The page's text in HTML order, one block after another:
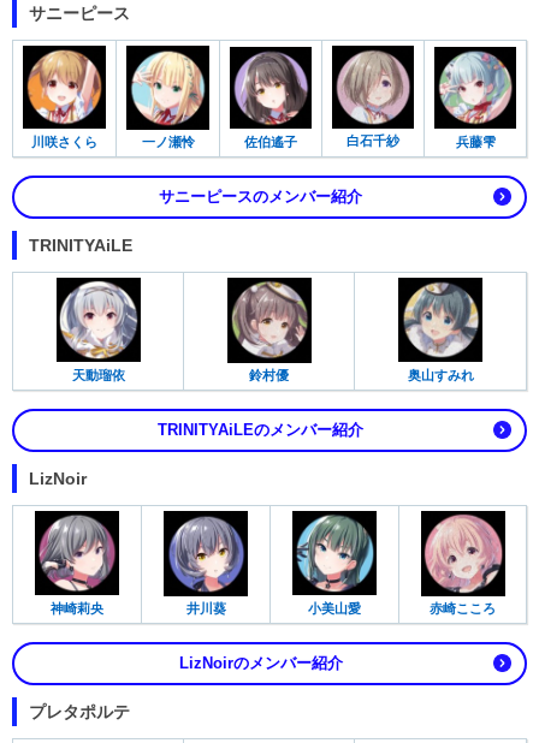
サニーピース
川咲さくら 一ノ瀬怜 佐伯遙子 白石千紗 兵藤雫
サニーピースのメンバー紹介
TRINITYAiLE
天動瑠依 鈴村優 奥山すみれ
TRINITYAiLEのメンバー紹介
LizNoir
神崎莉央 井川葵 小美山愛 赤崎こころ
LizNoirのメンバー紹介
プレタポルテ